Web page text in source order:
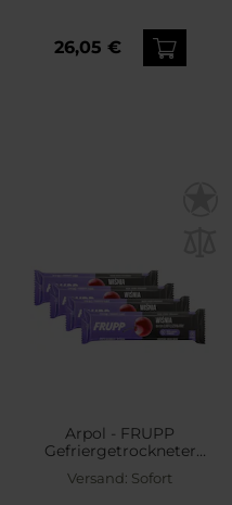
26,05 €
Arpol - FRUPP
Gefriergetrockneter
Riegel - Kirsche 10 g - 4
Stk.
Versand: Sofort